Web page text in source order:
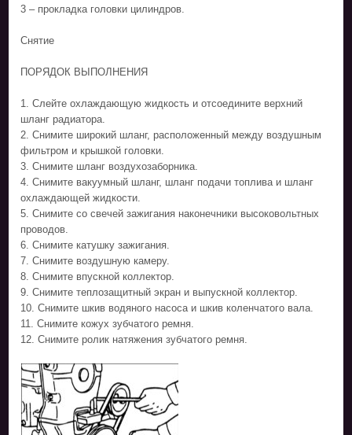
3 – прокладка головки цилиндров.
Снятие
ПОРЯДОК ВЫПОЛНЕНИЯ
1. Слейте охлаждающую жидкость и отсоедините верхний
шланг радиатора.
2. Снимите широкий шланг, расположенный между воздушным
фильтром и крышкой головки.
3. Снимите шланг воздухозаборника.
4. Снимите вакуумный шланг, шланг подачи топлива и шланг
охлаждающей жидкости.
5. Снимите со свечей зажигания наконечники высоковольтных
проводов.
6. Снимите катушку зажигания.
7. Снимите воздушную камеру.
8. Снимите впускной коллектор.
9. Снимите теплозащитный экран и выпускной коллектор.
10. Снимите шкив водяного насоса и шкив коленчатого вала.
11. Снимите кожух зубчатого ремня.
12. Снимите ролик натяжения зубчатого ремня.